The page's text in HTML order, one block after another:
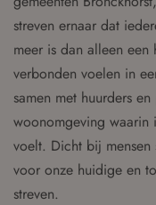
streven ernaar dat
meer is dan alleen
verbonden voelen in
samen met huurders
woonomgeving waarin
voelt. Dicht bij
voor onze huidige en
streven.